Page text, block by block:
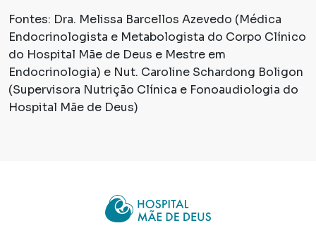
Fontes: Dra. Melissa Barcellos Azevedo (Médica
Endocrinologista e Metabologista do Corpo Clínico
do Hospital Mãe de Deus e Mestre em
Endocrinologia) e Nut. Caroline Schardong Boligon
(Supervisora Nutrição Clínica e Fonoaudiologia do
Hospital Mãe de Deus)